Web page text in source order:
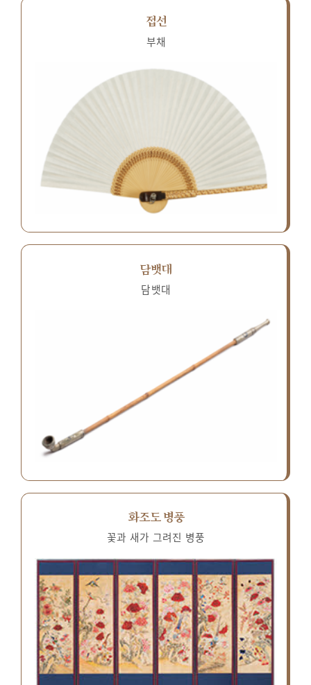
접선
부채
담뱃대
담뱃대
화조도 병풍
꽃과 새가 그려진 병풍